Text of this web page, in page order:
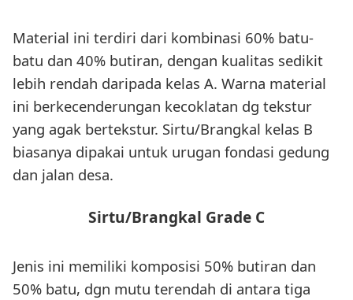
Material ini terdiri dari kombinasi 60% batu-
batu dan 40% butiran, dengan kualitas sedikit
lebih rendah daripada kelas A. Warna material
ini berkecenderungan kecoklatan dg tekstur
yang agak bertekstur. Sirtu/Brangkal kelas B
biasanya dipakai untuk urugan fondasi gedung
dan jalan desa.
Sirtu/Brangkal Grade C
Jenis ini memiliki komposisi 50% butiran dan
50% batu, dgn mutu terendah di antara tiga